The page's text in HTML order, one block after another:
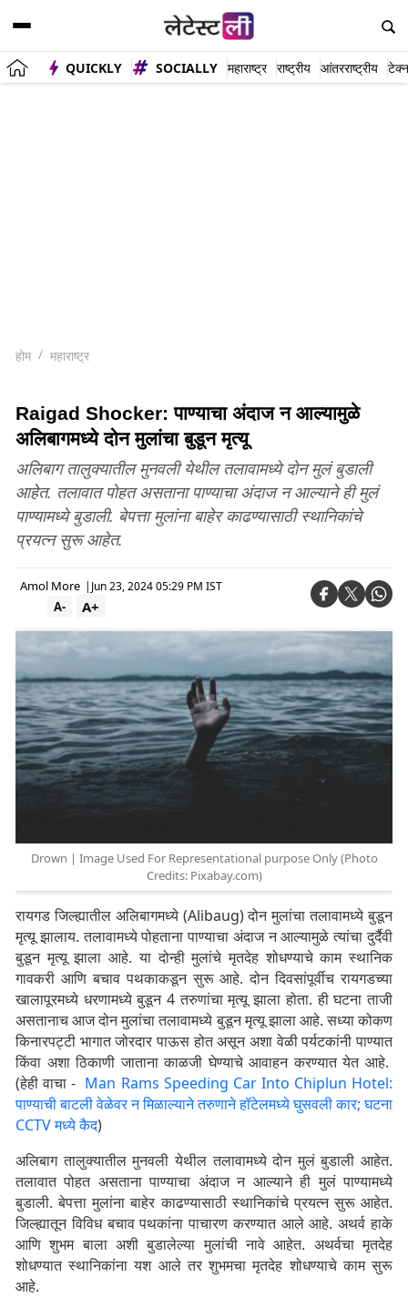
QUICKLY SOCIALLY महाराष्ट्र राष्ट्रीय आंतरराष्ट्रीय
होम महाराष्ट्र
Raigad Shocker: पाण्याचा अंदाज न आल्यामुळे
अलिबागमध्ये दोन मुलांचा बुडून मृत्यू
अलिबाग तालुक्यातील मुनवली येथील तलावामध्ये दोन मुलं बुडाली
आहेत. तलावात पोहत असताना पाण्याचा अंदाज न आल्याने ही मुलं
पाण्यामध्ये बुडाली. बेपत्ता मुलांना बाहेर काढण्यासाठी स्थानिकांचे
प्रयत्न सुरू आहेत.
Amol More | Jun 23, 2024 05:29 PM IST
A+
A-
Drown | Image Used For Representational purpose Only (Photo
Credits: Pixabay.com)
रायगड जिल्ह्यातील अलिबागमध्ये (Alibaug) दोन मुलांचा तलावामध्ये बुडून
मृत्यू झालाय. तलावामध्ये पोहताना पाण्याचा अंदाज न आल्यामुळे त्यांचा दुर्दैवी
बुडून मृत्यू झाला आहे. या दोन्ही मुलांचे मृतदेह शोधण्याचे काम स्थानिक
गावकरी आणि बचाव पथकाकडून सुरू आहे. दोन दिवसांपूर्वीच रायगडच्या
खालापूरमध्ये धरणामध्ये बुडून 4 तरुणांचा मृत्यू झाला होता. ही घटना ताजी
असतानाच आज दोन मुलांचा तलावामध्ये बुडून मृत्यू झाला आहे. सध्या कोकण
किनारपट्टी भागात जोरदार पाऊस होत असून अशा वेळी पर्यटकांनी पाण्यात
किंवा अशा ठिकाणी जाताना काळजी घेण्याचे आवाहन करण्यात येत आहे.
(हेही वाचा - Man Rams Speeding Car Into Chiplun Hotel:
पाण्याची बाटली वेळेवर न मिळाल्याने तरुणाने हॉटेलमध्ये घुसवली कार; घटना
CCTV मध्ये कैद)
अलिबाग तालुक्यातील मुनवली येथील तलावामध्ये दोन मुलं बुडाली आहेत.
तलावात पोहत असताना पाण्याचा अंदाज न आल्याने ही मुलं पाण्यामध्ये
बुडाली. बेपत्ता मुलांना बाहेर काढण्यासाठी स्थानिकांचे प्रयत्न सुरू आहेत.
जिल्ह्यातून विविध बचाव पथकांना पाचारण करण्यात आले आहे. अथर्व हाके
आणि शुभम बाला अशी बुडालेल्या मुलांची नावे आहेत. अथर्वचा मृतदेह
शोधण्यात स्थानिकांना यश आले तर शुभमचा मृतदेह शोधण्याचे काम सुरू
आहे.